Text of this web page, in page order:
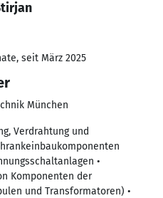
seit März 2025
München
Verdrahtung und
•
Komponenten der
und Transformatoren) •